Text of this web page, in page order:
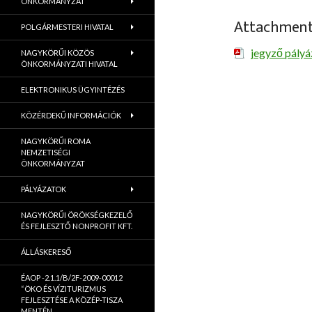
jegyző
POLGÁRMESTERI HIVATAL
NAGYKÖRŰI KÖZÖS
ÖNKORMÁNYZATI HIVATAL
ELEKTRONIKUS ÜGYINTÉZÉS
KÖZÉRDEKŰ INFORMÁCIÓK
NAGYKÖRŰI ROMA
NEMZETISÉGI
ÖNKORMÁNYZAT
PÁLYÁZATOK
NAGYKÖRŰI ÖRÖKSÉGKEZELŐ
ÉS FEJLESZTŐ NONPROFIT KFT.
ÁLLÁSKERESŐ
ÉAOP -2.1.1/B/2F-2009-00012
“ÖKO ÉS VÍZITURIZMUS
FEJLESZTÉSE A KÖZÉP-TISZA